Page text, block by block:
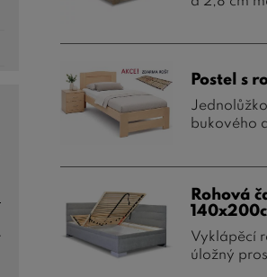
Postel s
bukového
Rohová
Vyklápěcí
úložný